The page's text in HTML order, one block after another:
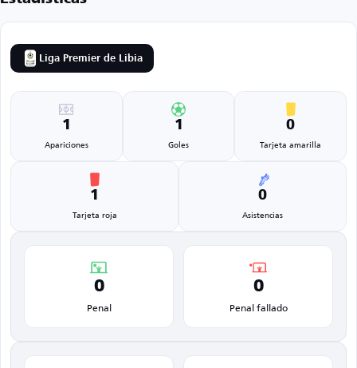
Liga Premier de Libia
1
Apariciones
1
Goles
0
Tarjeta amarilla
1
Tarjeta roja
0
Asistencias
0
Penal
0
Penal fallado